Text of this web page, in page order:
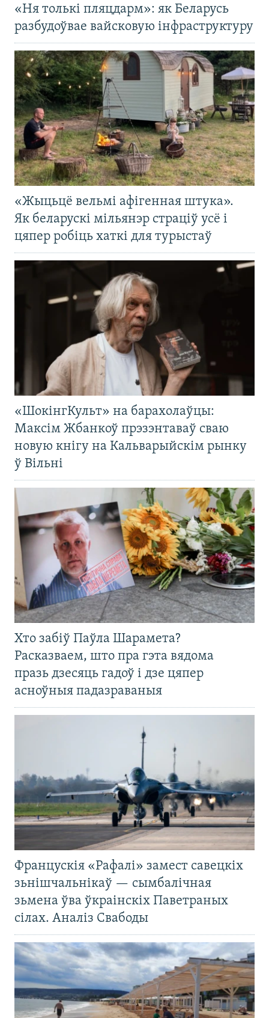
«Ня толькі пляцдарм»: як Беларусь
разбудоўвае вайсковую інфраструктуру
«Жыцьцё вельмі афігенная штука».
Як беларускі мільянэр страціў усё і
цяпер робіць хаткі для турыстаў
«ШокінгКульт» на барахолаўцы:
Максім Жбанкоў прэзэнтаваў сваю
новую кнігу на Кальварыйскім рынку
ў Вільні
Хто забіў Паўла Шарамета?
Расказваем, што пра гэта вядома
празь дзесяць гадоў і дзе цяпер
асноўныя падазраваныя
Францускія «Рафалі» замест савецкіх
зьнішчальнікаў — сымбалічная
зьмена ўва ўкраінскіх Паветраных
сілах. Аналіз Свабоды